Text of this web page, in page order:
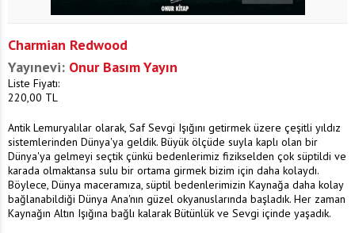
Charmian Redwood
Yayınevi: Onur Basım Yayın
Liste Fiyatı:
220,00 TL
Antik Lemuryalılar olarak, Saf Sevgi Işığını getirmek üzere çeşitli yıldız
sistemlerinden Dünya'ya geldik. Büyük ölçüde suyla kaplı olan bir
Dünya'ya gelmeyi seçtik çünkü bedenlerimiz fizikselden çok süptildi ve
karada olmaktansa sulu bir ortama girmek bizim için daha kolaydı.
Böylece, Dünya maceramıza, süptil bedenlerimizin Kaynağa daha kolay
bağlanabildiği Dünya Ana'nın güzel okyanuslarında başladık. Her zaman
Kaynağın Altın Işığına bağlı kalarak Bütünlük ve Sevgi içinde yaşadık.